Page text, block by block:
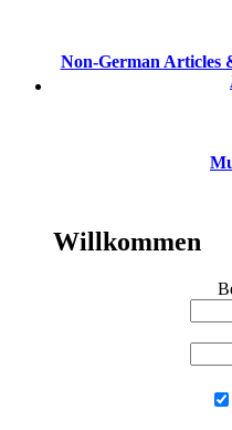
Non-German Articles
Willkommen